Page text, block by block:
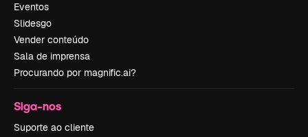
Eventos
Slidesgo
Vender conteúdo
Sala de imprensa
Procurando por magnific.ai?
Siga-nos
Suporte ao cliente